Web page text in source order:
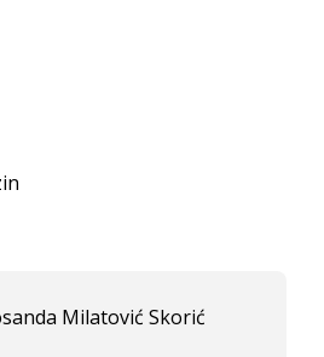
Milatović Skorić